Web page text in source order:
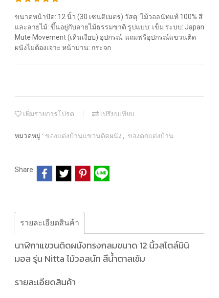
ขนาดหน้าปัด: 12 นิ้ว (30 เซนติเมตร) วัสดุ: ไม้วอลนัทแท้ 100% สี
และลายไม้: ขึ้นอยู่กับลายไม้ธรรมชาติ รูปแบบ: เข็ม ระบบ: Japan
Mute Movement (เดินเงียบ) อุปกรณ์: แถมฟรีอุปกรณ์แขวนติด
ผนังไม่ต้องเจาะ หน้าบาน: กระจก
เพิ่มรายการโปรด เปรียบเทียบ
หมวดหมู่ : ของแต่งบ้านแขวนติดผนัง , ของตกแต่งบ้าน
Share
รายละเอียดสินค้า
นาฬิกาแขวนติดผนังทรงกลมขนาด 12 นิ้วสไตล์มินิ
มอล รุ่น Nitta ไม้วอลนัท สีน้ำตาลเข้ม
รายละเอียดสินค้า